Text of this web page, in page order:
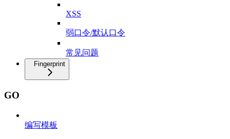
XSS
弱口令/默认口令
常见问题
Fingerprint
GO
编写模板